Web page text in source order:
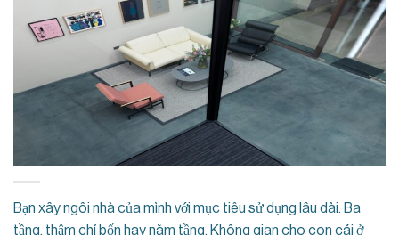
Bạn xây ngôi nhà của mình với mục tiêu sử dụng lâu dài. Ba
tầng, thậm chí bốn hay năm tầng. Không gian cho con cái ở